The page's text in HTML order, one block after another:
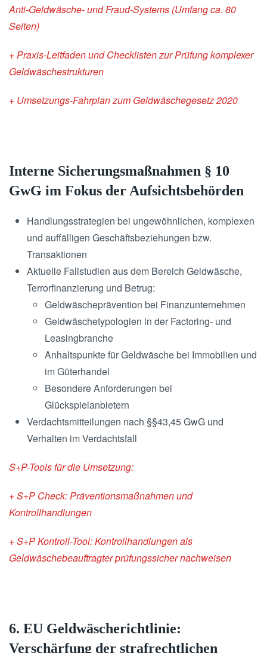
Anti-Geldwäsche- und Fraud-Systems (Umfang ca. 80
Seiten)
+ Praxis-Leitfaden und Checklisten zur Prüfung komplexer
Geldwäschestrukturen
+ Umsetzungs-Fahrplan zum Geldwäschegesetz 2020
Interne Sicherungsmaßnahmen § 10
GwG im Fokus der Aufsichtsbehörden
Handlungsstrategien bei ungewöhnlichen, komplexen
und auffälligen Geschäftsbeziehungen bzw.
Transaktionen
Aktuelle Fallstudien aus dem Bereich Geldwäsche,
Terrorfinanzierung und Betrug:
Geldwäscheprävention bei Finanzunternehmen
Geldwäschetypologien in der Factoring- und
Leasingbranche
Anhaltspunkte für Geldwäsche bei Immobilien und
im Güterhandel
Besondere Anforderungen bei
Glückspielanbietern
Verdachtsmitteilungen nach §§43,45 GwG und
Verhalten im Verdachtsfall
S+P-Tools für die Umsetzung:
+ S+P Check: Präventionsmaßnahmen und
Kontrollhandlungen
+ S+P Kontroll-Tool: Kontrollhandlungen als
Geldwäschebeauftragter prüfungssicher nachweisen
6. EU Geldwäscherichtlinie:
Verschärfung der strafrechtlichen